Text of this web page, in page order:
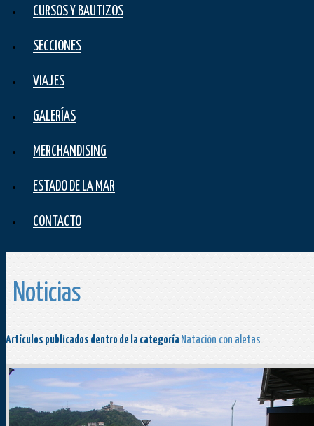
CURSOS Y BAUTIZOS
SECCIONES
VIAJES
GALERÍAS
MERCHANDISING
ESTADO DE LA MAR
CONTACTO
Noticias
Artículos publicados dentro de la categoría Natación con aletas